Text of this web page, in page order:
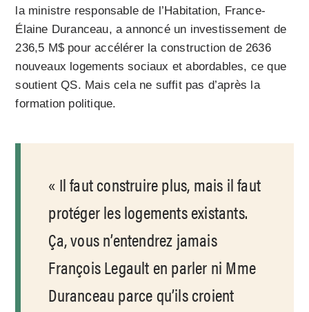
la ministre responsable de l’Habitation, France-
Élaine Duranceau, a annoncé un investissement de
236,5 M$ pour accélérer la construction de 2636
nouveaux logements sociaux et abordables, ce que
soutient QS. Mais cela ne suffit pas d’après la
formation politique.
Il faut construire plus, mais il faut
protéger les logements existants.
Ça, vous n’entendrez jamais
François Legault en parler ni Mme
Duranceau parce qu’ils croient